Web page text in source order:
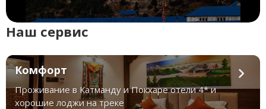
Наш сервис
Комфорт
Проживание в Катманду и Покхаре отели 4* и
хорошие лоджи на треке